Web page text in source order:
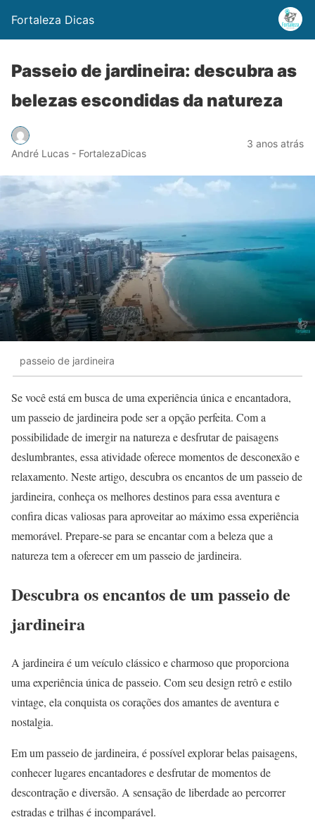
Fortaleza Dicas
Passeio de jardineira: descubra as
belezas escondidas da natureza
André Lucas - FortalezaDicas
3 anos atrás
passeio de jardineira
Se você está em busca de uma experiência única e encantadora,
um passeio de jardineira pode ser a opção perfeita. Com a
possibilidade de imergir na natureza e desfrutar de paisagens
deslumbrantes, essa atividade oferece momentos de desconexão e
relaxamento. Neste artigo, descubra os encantos de um passeio de
jardineira, conheça os melhores destinos para essa aventura e
confira dicas valiosas para aproveitar ao máximo essa experiência
memorável. Prepare-se para se encantar com a beleza que a
natureza tem a oferecer em um passeio de jardineira.
Descubra os encantos de um passeio de
jardineira
A jardineira é um veículo clássico e charmoso que proporciona
uma experiência única de passeio. Com seu design retrô e estilo
vintage, ela conquista os corações dos amantes de aventura e
nostalgia.
Em um passeio de jardineira, é possível explorar belas paisagens,
conhecer lugares encantadores e desfrutar de momentos de
descontração e diversão. A sensação de liberdade ao percorrer
estradas e trilhas é incomparável.